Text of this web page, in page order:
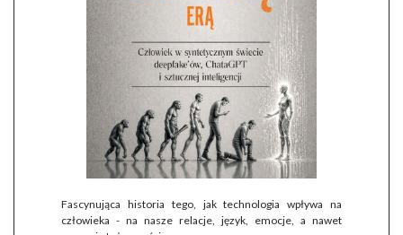
Fascynująca historia tego, jak technologia wpływa na
człowieka - na nasze relacje, język, emocje, a nawet